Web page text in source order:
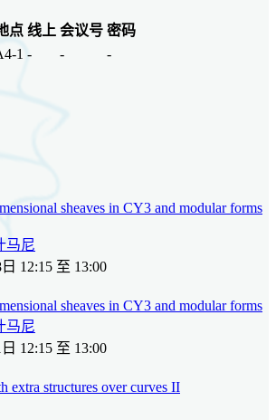
点 线上 会议号 密码
1 - -
-
sheaves in CY3 and modular forms
马尼
12:15 至 13:00
sheaves in CY3 and modular forms
马尼
12:15 至 13:00
extra structures over curves II